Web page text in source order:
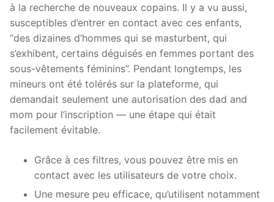
à la recherche de nouveaux copains. Il y a vu aussi,
susceptibles d’entrer en contact avec ces enfants,
“des dizaines d’hommes qui se masturbent, qui
s’exhibent, certains déguisés en femmes portant des
sous-vêtements féminins”. Pendant longtemps, les
mineurs ont été tolérés sur la plateforme, qui
demandait seulement une autorisation des dad and
mom pour l’inscription — une étape qui était
facilement évitable.
Grâce à ces filtres, vous pouvez être mis en
contact avec les utilisateurs de votre choix.
Une mesure peu efficace, qu’utilisent notamment